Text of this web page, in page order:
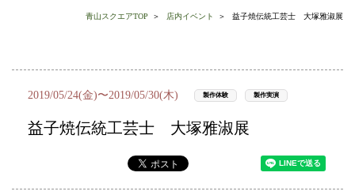
青山スクエアTOP 店内イベント 益子焼伝統工芸士 大塚雅淑展
2019/05/24(金)〜2019/05/30(木) 製作体験 製作実演
益子焼伝統工芸士 大塚雅淑展